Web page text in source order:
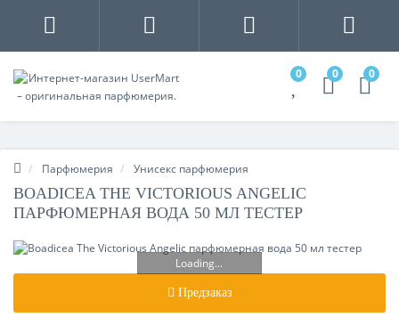
0 0 0
Парфюмерия Унисекс парфюмерия
BOADICEA THE VICTORIOUS ANGELIC
ПАРФЮМЕРНАЯ ВОДА 50 МЛ ТЕСТЕР
Loading...
Предзаказ